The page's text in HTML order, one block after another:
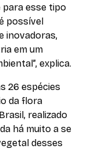
para esse tipo
possível
inovadoras,
em um
explica.
26 espécies
da flora
realizado
há muito a se
desses